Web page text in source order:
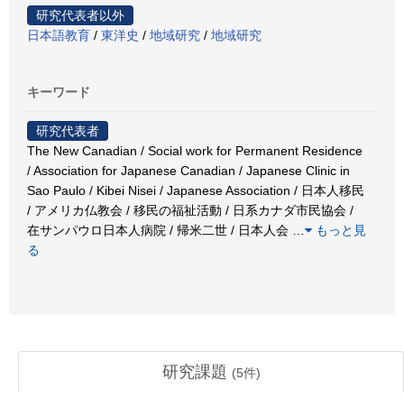
研究代表者以外
日本語教育 / 東洋史 / 地域研究 / 地域研究
キーワード
研究代表者
The New Canadian / Social work for Permanent Residence
/ Association for Japanese Canadian / Japanese Clinic in
Sao Paulo / Kibei Nisei / Japanese Association / 日本人移民
/ アメリカ仏教会 / 移民の福祉活動 / 日系カナダ市民協会 /
在サンパウロ日本人病院 / 帰米二世 / 日本人会
もっと見
る
研究課題 (5件)